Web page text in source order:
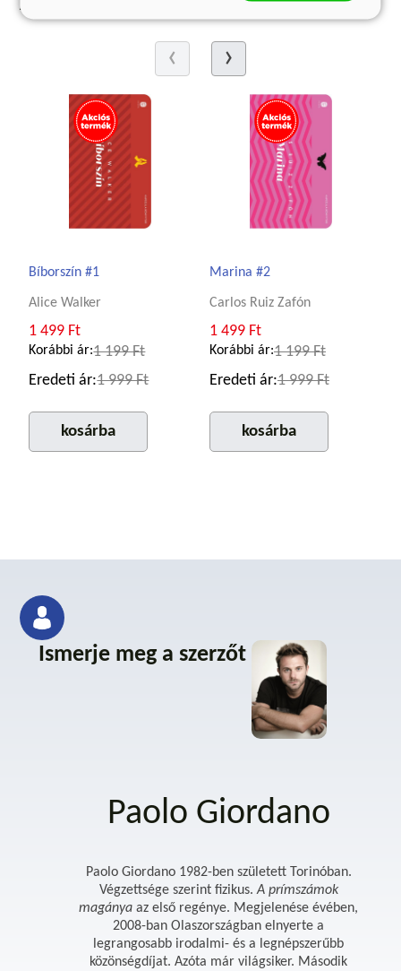
Bíborszín #1
Alice Walker
1 499 Ft
Korábbi ár:1 199 Ft
Eredeti ár:1 999 Ft
kosárba
Marina #2
Carlos Ruiz Zafón
1 499 Ft
Korábbi ár:1 199 Ft
Eredeti ár:1 999 Ft
kosárba
Ismerje meg a szerzőt
Paolo Giordano
Paolo Giordano 1982-ben született Torinóban.
Végzettsége szerint fizikus.A prímszámok
magánya az első regénye. Megjelenése évében,
2008-ban Olaszországban elnyerte a
legrangosabb irodalmi- és a legnépszerűbb
közönségdíjat. Azóta már világsiker. Második